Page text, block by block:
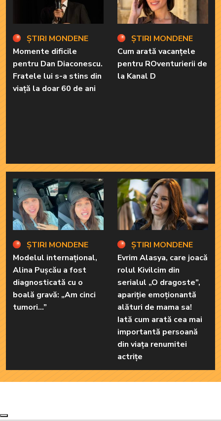
ȘTIRI MONDENE
Momente dificile
pentru Dan Diaconescu.
Fratele lui s-a stins din
viață la doar 60 de ani
ȘTIRI MONDENE
Modelul internațional,
Alina Pușcău a fost
diagnosticată cu o
boală gravă: „Am cinci
tumori...”
ȘTIRI MONDENE
Cum arată vacanțele
pentru ROventurierii de
la Kanal D
ȘTIRI MONDENE
Evrim Alasya, care joacă
rolul Kivilcim din
serialul „O dragoste”,
apariție emoționantă
alături de mama sa!
Iată cum arată cea mai
importantă persoană
din viața renumitei
actrițe